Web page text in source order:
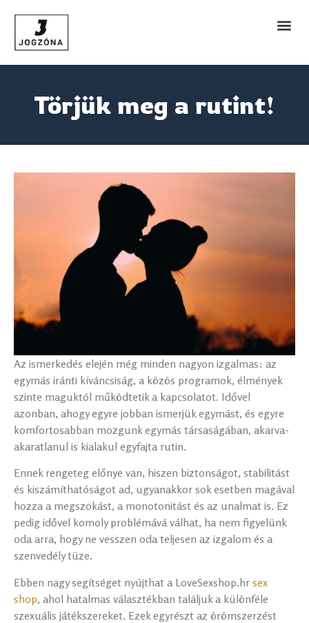
Törjük meg a rutint!
Az ismerkedés elején még minden nagyon izgalmas: az
egymás iránti kíváncsiság, a közös programok, élmények
szinte maguktól működtetik a kapcsolatot. Idővel
azonban, ahogy egyre jobban ismerjük egymást, és egyre
komfortosabban mozgunk egymás társaságában, akarva-
akaratlanul is kialakul egyfajta rutin.
Ennek rengeteg előnye van, hiszen biztonságot, stabilitást
és kiszámíthatóságot ad, ugyanakkor sok esetben magával
hozza a megszokást, a monotonitást és az unalmat is. Ez
pedig idővel komoly problémává válhat, ha nem figyelünk
oda arra, hogy ne vesszen oda teljesen az izgalom és a
szenvedély tüze.
Ebben nagy segítséget nyújthat a LoveSexshop.hr sex
shop, ahol hatalmas választékban találjuk a különféle
szexuális játékszereket. Ezek egyrészt az örömszerzést